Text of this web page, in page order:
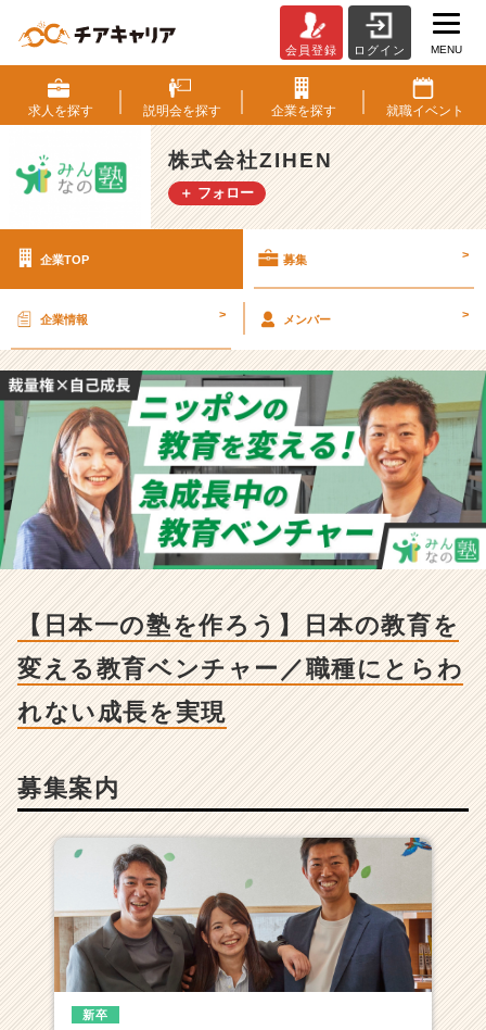
式
会
社
Z
I
H
採
人
-
【日
本
一
の
塾
を
作
ろ
本
教
育
を
教
育
ャ
ー
／
職
会員登録 ログイン MENU
求人を探す 説明会を探す 企業を探す 就職イベント
株式会社ZIHEN
＋ フォロー
企業TOP 募集 >
企業情報 > メンバー >
【日本一の塾を作ろう】日本の教育を
変える教育ベンチャー／職種にとらわ
れない成長を実現
募集案内
新卒